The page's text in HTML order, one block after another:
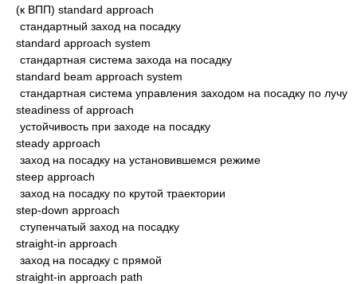
(к ВПП) standard approach
стандартный заход на посадку
standard approach system
стандартная система захода на посадку
standard beam approach system
стандартная система управления заходом на посадку по лучу
steadiness of approach
устойчивость при заходе на посадку
steady approach
заход на посадку на установившемся режиме
steep approach
заход на посадку по крутой траектории
step-down approach
ступенчатый заход на посадку
straight-in approach
заход на посадку с прямой
straight-in approach path